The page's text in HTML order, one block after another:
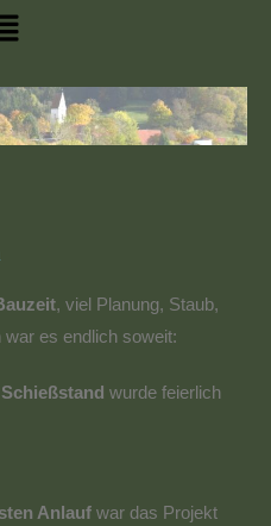
, viel Planung, Staub,
es endlich soweit:
wurde feierlich
Anlauf war das Projekt